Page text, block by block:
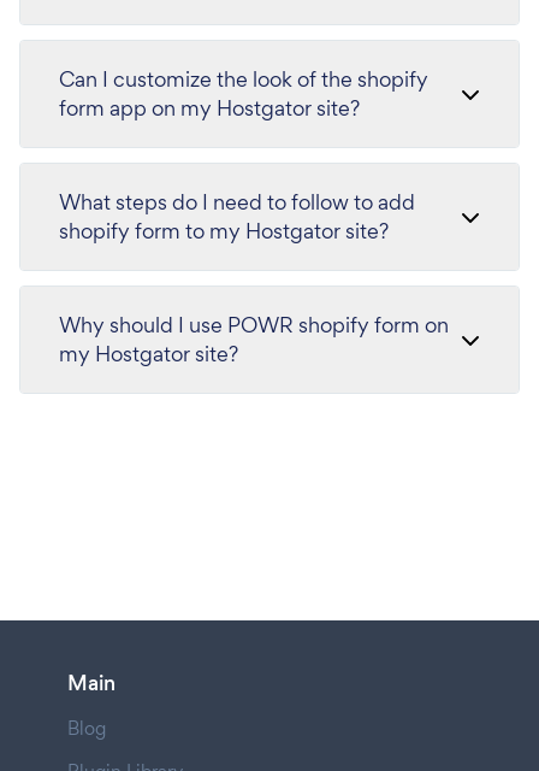
Can I customize the look of the shopify
form app on my Hostgator site?
What steps do I need to follow to add
shopify form to my Hostgator site?
Why should I use POWR shopify form on
my Hostgator site?
Main
Blog